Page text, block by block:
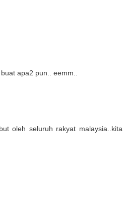
apa2 pun.. eemm..
oleh seluruh rakyat malaysia..kita